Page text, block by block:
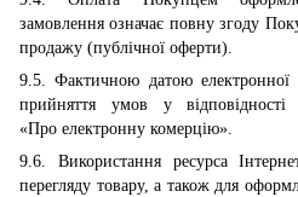
замовлення означає повну згоду
продажу (публічної оферти).
9.5. Фактичною датою
прийняття умов у
«Про електронну комерцію».
9.6. Використання ресурса
перегляду товару, а також для